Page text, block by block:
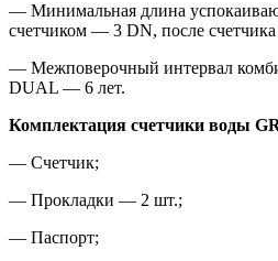
— Минимальная длина
счетчиком — 3 DN, после
— Межповерочный интервал
DUAL — 6 лет.
Комплектация счетчики воды
— Счетчик;
— Прокладки — 2 шт.;
— Паспорт;